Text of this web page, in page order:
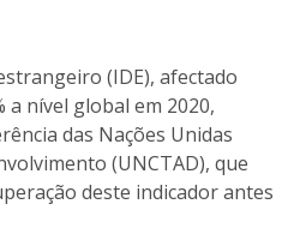
(IDE), afectado
a nível global em 2020,
das Nações Unidas
(UNCTAD), que
deste indicador antes